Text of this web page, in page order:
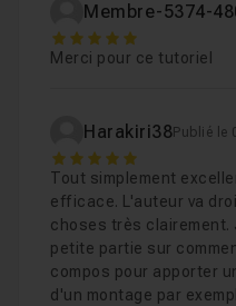
Membre-5374-
5
Merci pour ce tutoriel
Harakiri38Publié le
5
Tout simplement
efficace. L'auteur va
choses très clairement.
petite partie sur
compos pour apporter
d'un montage par